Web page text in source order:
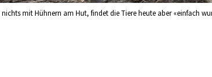
mit Hühnern am Hut, findet die Tiere heute aber «einfach